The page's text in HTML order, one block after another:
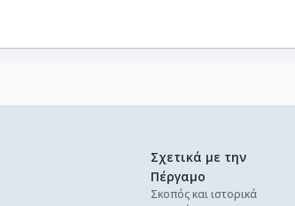
Σχετικά με την
Πέργαμο
Σκοπός και ιστορικά